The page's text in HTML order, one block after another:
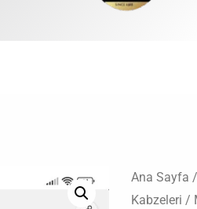
Ana Sayfa /
Kabzeleri /
Mab
7.65